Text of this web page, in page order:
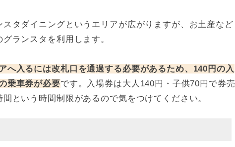
タダイニングというエリアが広がりますが、お土産など
ランスタを利用します。
へ入るには改札口を通過する必要があるため、140円の入
乗車券が必要です。入場券は大人140円・子供70円で券売
という時間制限があるので気をつけてください。